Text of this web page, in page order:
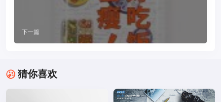
下一篇
猜你喜欢